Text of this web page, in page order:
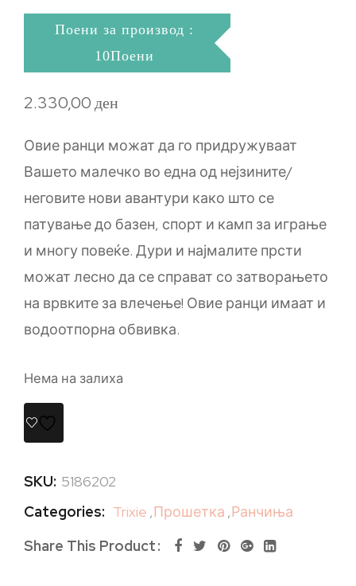
Поени за производ :
10Поени
2.330,00ден
Овие ранци можат да го придружуваат
Вашето малечко во една од нејзините/
неговите нови авантури како што се
патување до базен, спорт и камп за играње
и многу повеќе. Дури и најмалите прсти
можат лесно да се справат со затворањето
на врвките за влечење! Овие ранци имаат и
водоотпорна обвивка.
Нема на залиха
SKU: 5186202
Categories: Trixie ,Прошетка ,Ранчиња
Share This Product